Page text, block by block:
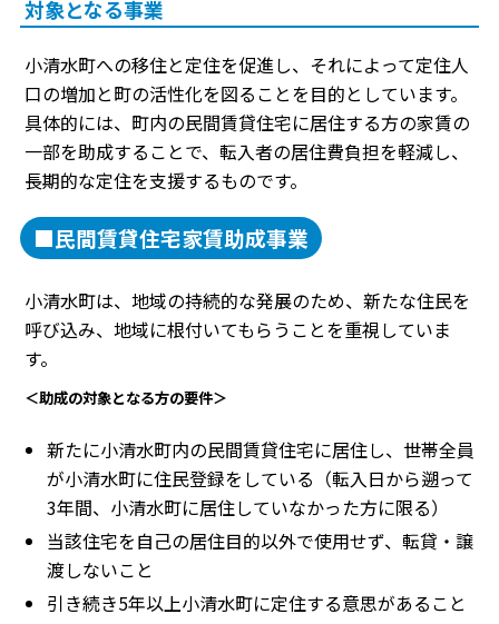
対象となる事業
小清水町への移住と定住を促進し、それによって定住人
口の増加と町の活性化を図ることを目的としています。
具体的には、町内の民間賃貸住宅に居住する方の家賃の
一部を助成することで、転入者の居住費負担を軽減し、
長期的な定住を支援するものです。
■民間賃貸住宅家賃助成事業
小清水町は、地域の持続的な発展のため、新たな住民を
呼び込み、地域に根付いてもらうことを重視していま
す。
＜助成の対象となる方の要件＞
新たに小清水町内の民間賃貸住宅に居住し、世帯全員
が小清水町に住民登録をしている（転入日から遡って
3年間、小清水町に居住していなかった方に限る）
当該住宅を自己の居住目的以外で使用せず、転貸・譲
渡しないこと
引き続き5年以上小清水町に定住する意思があること